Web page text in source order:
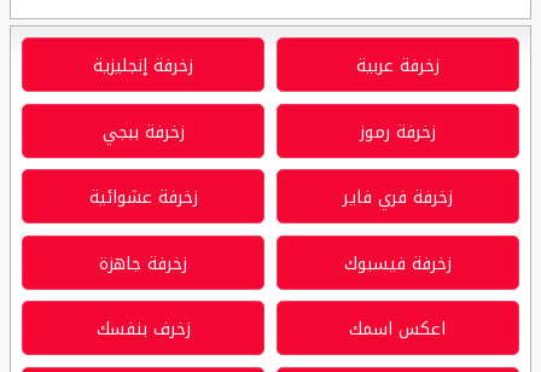
زخرفة عربية زخرفة إنجليزية
زخرفة رموز زخرفة ببجي
زخرفة فري فاير زخرفة عشوائية
زخرفة فيسبوك زخرفة جاهزة
اعكس اسمك زخرف بنفسك